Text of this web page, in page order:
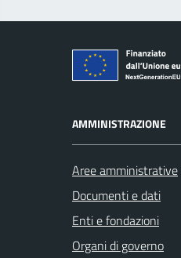
AMMINISTRAZIONE
Aree amministrative
Documenti e dati
Enti e fondazioni
Organi di governo